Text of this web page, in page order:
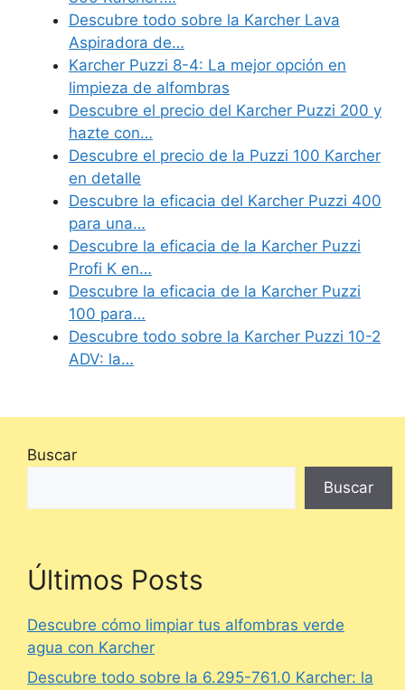
Descubre todo sobre la Karcher Lava
Aspiradora de…
Karcher Puzzi 8-4: La mejor opción en
limpieza de alfombras
Descubre el precio del Karcher Puzzi 200 y
hazte con…
Descubre el precio de la Puzzi 100 Karcher
en detalle
Descubre la eficacia del Karcher Puzzi 400
para una…
Descubre la eficacia de la Karcher Puzzi
Profi K en…
Descubre la eficacia de la Karcher Puzzi
100 para…
Descubre todo sobre la Karcher Puzzi 10-2
ADV: la…
Buscar
Buscar
Últimos Posts
Descubre cómo limpiar tus alfombras verde
agua con Karcher
Descubre todo sobre la 6.295-761.0 Karcher: la